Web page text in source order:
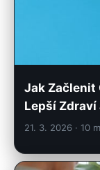
Jak Začlenit
Lepší Zdraví
21. 3. 2026 · 10